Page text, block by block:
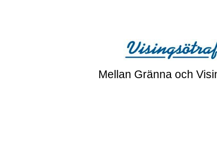
Mellan Gränna och